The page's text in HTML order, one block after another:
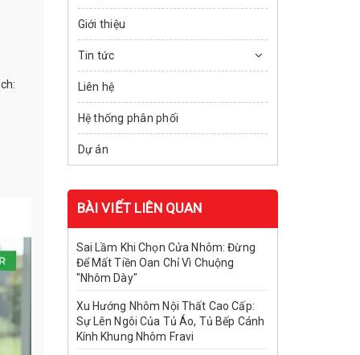
Giới thiệu
Tin tức
Liên hệ
Hệ thống phân phối
Dự án
BÀI VIẾT LIÊN QUAN
Sai Lầm Khi Chọn Cửa Nhôm: Đừng
Để Mất Tiền Oan Chỉ Vì Chuộng
"Nhôm Dày"
Xu Hướng Nhôm Nội Thất Cao Cấp:
Sự Lên Ngôi Của Tủ Áo, Tủ Bếp Cánh
Kính Khung Nhôm Fravi